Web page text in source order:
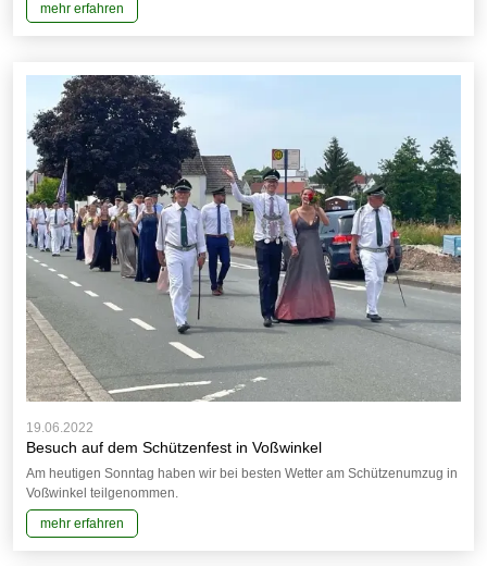
mehr erfahren
19.06.2022
Besuch auf dem Schützenfest in Voßwinkel
Am heutigen Sonntag haben wir bei besten Wetter am Schützenumzug in
Voßwinkel teilgenommen.
mehr erfahren